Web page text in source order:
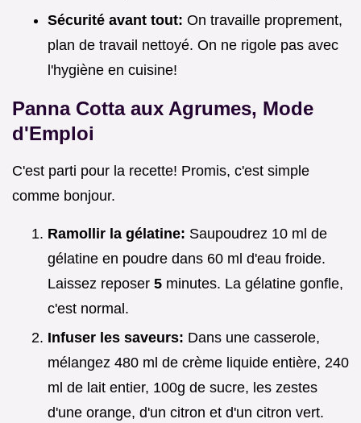
Sécurité avant tout: On travaille proprement,
plan de travail nettoyé. On ne rigole pas avec
l'hygiène en cuisine!
Panna Cotta aux Agrumes, Mode
d'Emploi
C'est parti pour la recette! Promis, c'est simple
comme bonjour.
Ramollir la gélatine: Saupoudrez 10 ml de
gélatine en poudre dans 60 ml d'eau froide.
Laissez reposer 5 minutes. La gélatine gonfle,
c'est normal.
Infuser les saveurs: Dans une casserole,
mélangez 480 ml de crème liquide entière, 240
ml de lait entier, 100g de sucre, les zestes
d'une orange, d'un citron et d'un citron vert.